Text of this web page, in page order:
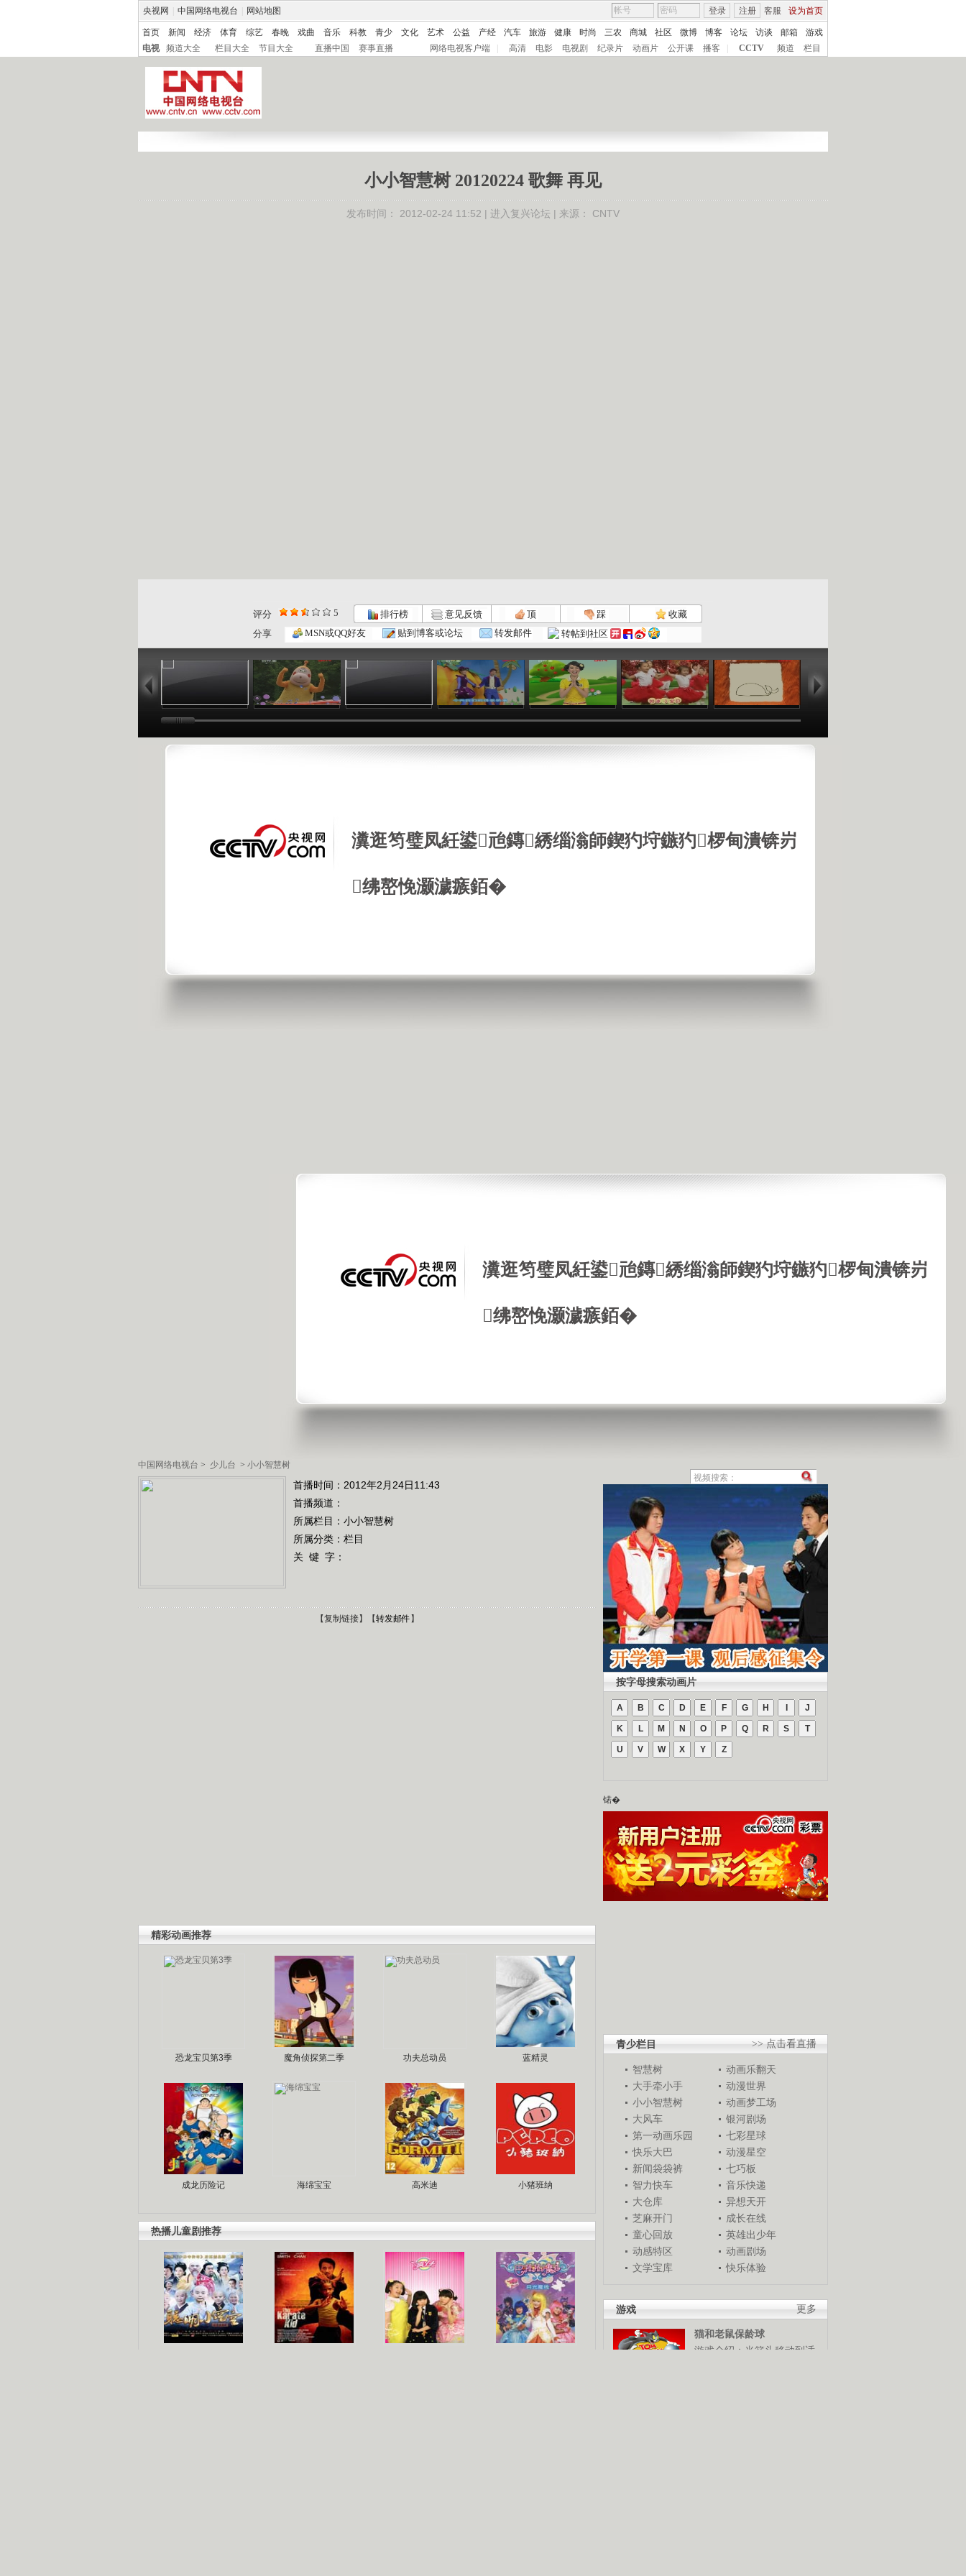
央视网 中国网络电视台 网站地图 客服 设为首页
登录 注册
首页 新闻 经济 体育 综艺 春晚 戏曲 音乐 科教 青少 文化 艺术 公益 产经 汽车 旅游 健康 时尚 三农 商城 社区 微博 博客 论坛 访谈 邮箱
游戏
电视
频道大全 栏目大全 节目大全 直播中国 赛事直播 网络电视客户端 高清 电影 电视剧 纪录片 动画片 公开课 播客 CCTV 频道 栏目
瀵逛笉璧凤紝鍙兘鏄綉缁滃師鍥犳垨鏃犳椤甸潰锛岃
绋嶅悗灏濊瘯銆�
中国网络电视台 > 少儿台 > 小小智慧树
小小智慧树 20120224 歌舞 再见
发布时间： 2012-02-24 11:52 | 进入复兴论坛 | 来源： CNTV
评分 5 排行榜 意见反馈 顶 踩
收藏
分享
MSN或QQ好友 贴到博客或论坛 转发邮件 转帖到社区
01:02
小小智慧树...
03:24
小小智慧树...
01:26
小小智慧树...
00:58
小小智慧树...
04:40
小小智慧树...
01:36 06:49
瀵逛笉璧凤紝鍙兘鏄綉缁滃師鍥犳垨鏃犳椤甸潰锛岃
绋嶅悗灏濊瘯銆�
首播时间：2012年2月24日11:43
首播频道：
所属栏目： 小小智慧树
所属分类：栏目
关 键 字：
【复制链接】【转发邮件 】
精彩动画推荐
恐龙宝贝第3季 魔角侦探第二季 功夫总动员 蓝精灵
成龙历险记 海绵宝宝 高米迪 小猪班纳
热播儿童剧推荐
按字母搜索动画片
A B C D E F G H J
K L M N O P Q R S T
U V W X Y Z
锘�
>> 点击看直播
青少栏目
智慧树
动画乐翻天
大手牵小手
动漫世界
小小智慧树
动画梦工场
大风车
银河剧场
第一动画乐园
七彩星球
快乐大巴
动漫星空
新闻袋袋裤
七巧板
智力快车
音乐快递
大仓库
异想天开
芝麻开门
成长在线
童心回放
英雄出少年
动感特区
动画剧场
文学宝库
快乐体验
更多
游戏
猫和老鼠保龄球
游戏介绍：当箭头移动到适